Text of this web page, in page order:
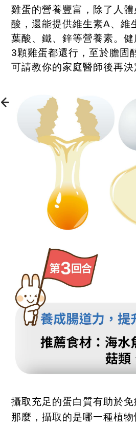
雞蛋的營養豐富，除了人
酸，還能提供維生素A、維
葉酸、鐵、鋅等營養素。
3顆雞蛋都還行，至於膽固
可請教你的家庭醫師後再決
攝取充足的蛋白質有助於免
那麼，攝取的是哪一種植